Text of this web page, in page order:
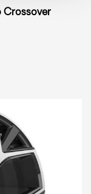
Crossover